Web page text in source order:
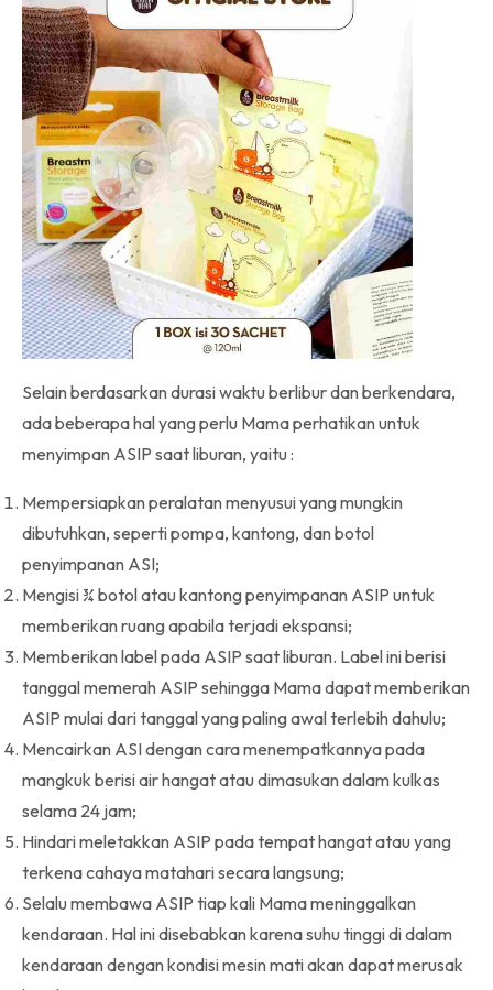
Selain berdasarkan durasi waktu berlibur dan berkendara,
ada beberapa hal yang perlu Mama perhatikan untuk
menyimpan ASIP saat liburan, yaitu :
Mempersiapkan peralatan menyusui yang mungkin
dibutuhkan, seperti pompa, kantong, dan botol
penyimpanan ASI;
Mengisi ¾ botol atau kantong penyimpanan ASIP untuk
memberikan ruang apabila terjadi ekspansi;
Memberikan label pada ASIP saat liburan. Label ini berisi
tanggal memerah ASIP sehingga Mama dapat memberikan
ASIP mulai dari tanggal yang paling awal terlebih dahulu;
Mencairkan ASI dengan cara menempatkannya pada
mangkuk berisi air hangat atau dimasukan dalam kulkas
selama 24 jam;
Hindari meletakkan ASIP pada tempat hangat atau yang
terkena cahaya matahari secara langsung;
Selalu membawa ASIP tiap kali Mama meninggalkan
kendaraan. Hal ini disebabkan karena suhu tinggi di dalam
kendaraan dengan kondisi mesin mati akan dapat merusak